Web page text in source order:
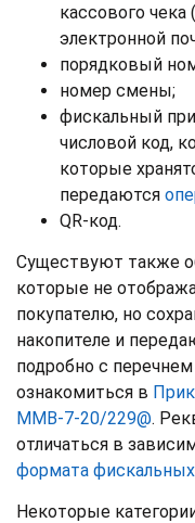
кассового чека
электронной
порядковый
номер смены;
фискальный
числовой код,
которые
передаются
QR-код.
Существуют также
которые не
покупателю, но
накопителе и
подробно с
ознакомиться в
ММВ-7-20/229@.
отличаться в
формата
Некоторые